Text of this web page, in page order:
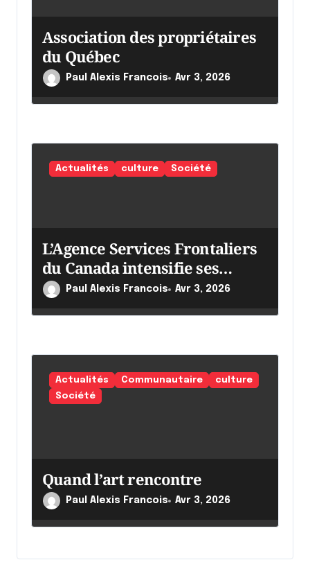
c
l
e
Association des propriétaires
du Québec
Paul Alexis Francois Avr 3, 2026
Actualités culture Société
L’Agence Services Frontaliers
du Canada intensifie ses
effortsPaul Alexis Francois Avr 3, 2026
Actualités Communautaire
culture
Société
Quand l’art rencontre
Paul Alexis Francois Avr 3, 2026